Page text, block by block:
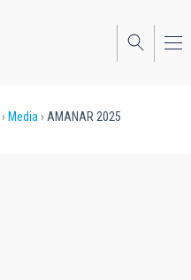
Media AMANAR 2025